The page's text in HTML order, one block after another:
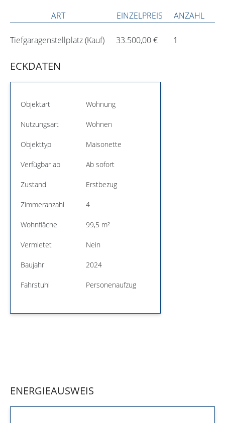
ART EINZELPREIS ANZAHL
Tiefgaragenstellplatz (Kauf) 33.500,00 € 1
ECKDATEN
Objektart Wohnung
Nutzungsart Wohnen
Objekttyp Maisonette
Verfügbar ab Ab sofort
Zustand Erstbezug
Zimmeranzahl 4
Wohnfläche 99,5 m²
Vermietet Nein
Baujahr 2024
Fahrstuhl Personenaufzug
ENERGIEAUSWEIS